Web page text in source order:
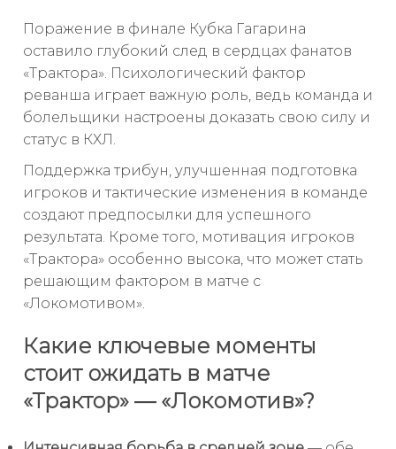
Поражение в финале Кубка Гагарина
оставило глубокий след в сердцах фанатов
«Трактора». Психологический фактор
реванша играет важную роль, ведь команда и
болельщики настроены доказать свою силу и
статус в КХЛ.
Поддержка трибун, улучшенная подготовка
игроков и тактические изменения в команде
создают предпосылки для успешного
результата. Кроме того, мотивация игроков
«Трактора» особенно высока, что может стать
решающим фактором в матче с
«Локомотивом».
Какие ключевые моменты
стоит ожидать в матче
«Трактор» — «Локомотив»?